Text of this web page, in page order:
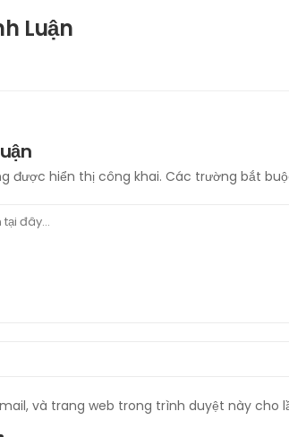
Luận
được hiển thị công khai. Các trường bắt
và trang web trong trình duyệt này cho